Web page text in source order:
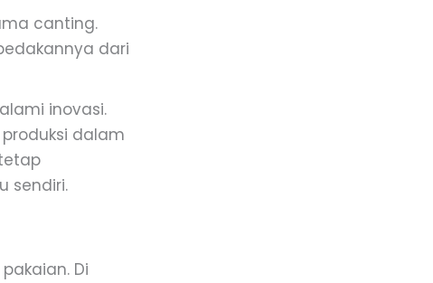
canting.
dari
inovasi.
dalam
sendiri.
Di